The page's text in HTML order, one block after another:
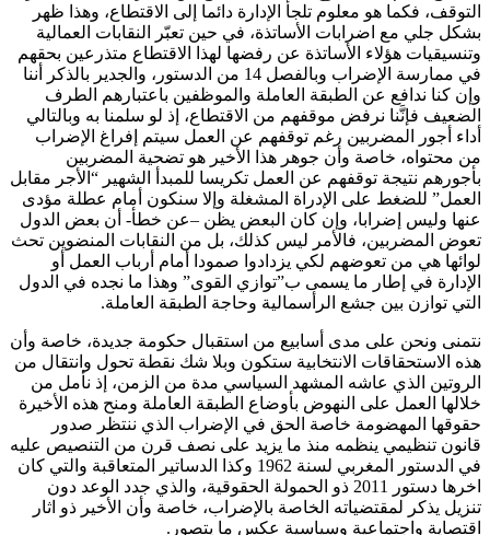
التوقف، فكما هو معلوم تلجأ الإدارة دائما إلى الاقتطاع، وهذا ظهر
بشكل جلي مع اضرابات الأساتذة، في حين تعبّر النقابات العمالية
وتنسيقيات هؤلاء الأساتذة عن رفضها لهذا الاقتطاع متذرعين بحقهم
في ممارسة الإضراب وبالفصل 14 من الدستور، والجدير بالذكر أننا
وإن كنا ندافع عن الطبقة العاملة والموظفين باعتبارهم الطرف
الضعيف فإنَّنا نرفض موقفهم من الاقتطاع، إذ لو سلمنا به وبالتالي
أداء أجور المضربين رغم توقفهم عن العمل سيتم إفراغ الإضراب
من محتواه، خاصة وأن جوهر هذا الأخير هو تضحية المضربين
بأجورهم نتيجة توقفهم عن العمل تكريسا للمبدأ الشهير “الأجر مقابل
العمل” للضغط على الإدراة المشغلة وإلا سنكون أمام عطلة مؤدى
عنها وليس إضرابا، وإن كان البعض يظن –عن خطأ- أن بعض الدول
تعوض المضربين، فالأمر ليس كذلك، بل من النقابات المنضوين تحث
لوائها هي من تعوضهم لكي يزدادوا صمودا أمام أرباب العمل أو
الإدارة في إطار ما يسمى ب”توازي القوى” وهذا ما نجده في الدول
التي توازن بين جشع الرأسمالية وحاجة الطبقة العاملة.
نتمنى ونحن على مدى أسابيع من استقبال حكومة جديدة، خاصة وأن
هذه الاستحقاقات الانتخابية ستكون وبلا شك نقطة تحول وانتقال من
الروتين الذي عاشه المشهد السياسي مدة من الزمن، إذ نأمل من
خلالها العمل على النهوض بأوضاع الطبقة العاملة ومنح هذه الأخيرة
حقوقها المهضومة خاصة الحق في الإضراب الذي ننتظر صدور
قانون تنظيمي ينظمه منذ ما يزيد على نصف قرن من التنصيص عليه
في الدستور المغربي لسنة 1962 وكذا الدساتير المتعاقبة والتي كان
اخرها دستور 2011 ذو الحمولة الحقوقية، والذي جدد الوعد دون
تنزيل يذكر لمقتضياته الخاصة بالإضراب، خاصة وأن الأخير ذو اثار
اقتصاية واجتماعية وسياسية عكس ما يتصور.